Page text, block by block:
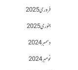
فروری 2025
جنوری 2025
دسمبر 2024
نومبر 2024